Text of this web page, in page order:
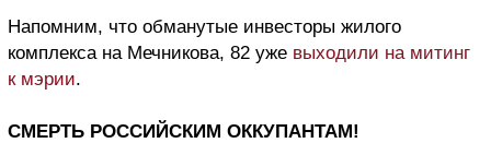
Напомним, что обманутые инвесторы жилого
комплекса на Мечникова, 82 уже выходили на митинг
к мэрии.
СМЕРТЬ РОССИЙСКИМ ОККУПАНТАМ!